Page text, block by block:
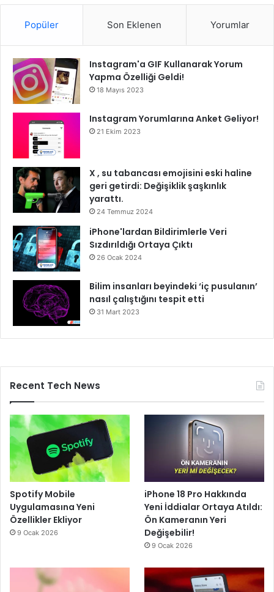
Popüler Son Eklenen Yorumlar
Instagram'a GIF Kullanarak Yorum
Yapma Özelliği Geldi!
18 Mayıs 2023
Instagram Yorumlarına Anket Geliyor!
21 Ekim 2023
X , su tabancası emojisini eski haline
geri getirdi: Değişiklik şaşkınlık
yarattı.
24 Temmuz 2024
iPhone'lardan Bildirimlerle Veri
Sızdırıldığı Ortaya Çıktı
26 Ocak 2024
Bilim insanları beyindeki ‘iç pusulanın’
nasıl çalıştığını tespit etti
31 Mart 2023
Recent Tech News
Spotify Mobile
Uygulamasına Yeni
Özellikler Ekliyor
9 Ocak 2026
iPhone 18 Pro Hakkında
Yeni İddialar Ortaya Atıldı:
Ön Kameranın Yeri
Değişebilir!
9 Ocak 2026